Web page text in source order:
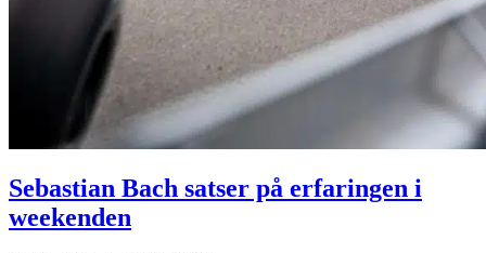
Sebastian Bach satser på erfaringen i
weekenden